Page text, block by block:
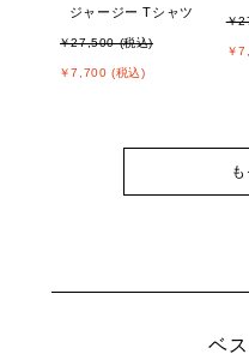
ジャージー Tシャツ
￥27,500 (税込)
￥7,700 (税込)
￥
￥
ベ